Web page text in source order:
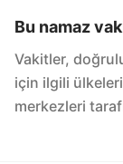
Bu namaz
Vakitler,
için ilgili
merkezleri